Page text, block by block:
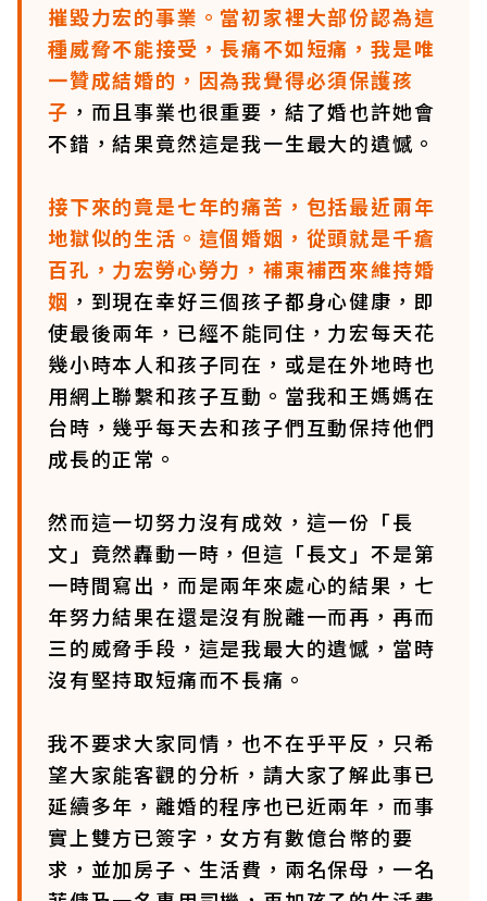
摧毀力宏的事業。當初家裡大部份認為這
種威脅不能接受，長痛不如短痛，我是唯
一贊成結婚的，因為我覺得必須保護孩
子 ，而且事業也很重要，結了婚也許她會
不錯，結果竟然這是我一生最大的遺憾。
接下來的竟是七年的痛苦，包括最近兩年
地獄似的生活。這個婚姻，從頭就是千瘡
百孔，力宏勞心勞力，補東補西來維持婚
姻 ，到現在幸好三個孩子都身心健康，即
使最後兩年，已經不能同住，力宏每天花
幾小時本人和孩子同在，或是在外地時也
用網上聯繫和孩子互動。當我和王媽媽在
台時，幾乎每天去和孩子們互動保持他們
成長的正常。
然而這一切努力沒有成效，這一份「長
文」竟然轟動一時，但這「長文」不是第
一時間寫出，而是兩年來處心的結果，七
年努力結果在還是沒有脫離一而再，再而
三的威脅手段，這是我最大的遺憾，當時
沒有堅持取短痛而不長痛。
我不要求大家同情，也不在乎平反，只希
望大家能客觀的分析，請大家了解此事已
延續多年，離婚的程序也已近兩年，而事
實上雙方已簽字，女方有數億台幣的要
求，並加房子、生活費，兩名保母，一名